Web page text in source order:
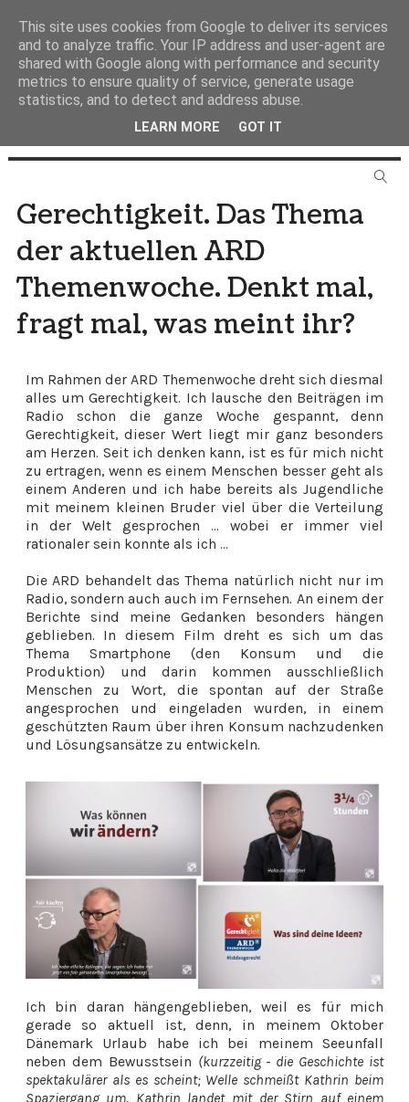
Gerechtigkeit. Das Thema
der aktuellen ARD
Themenwoche. Denkt mal,
fragt mal, was meint ihr?
Im Rahmen der ARD Themenwoche dreht sich diesmal
alles um Gerechtigkeit. Ich lausche den Beiträgen im
Radio schon die ganze Woche gespannt, denn
Gerechtigkeit, dieser Wert liegt mir ganz besonders
am Herzen. Seit ich denken kann, ist es für mich nicht
zu ertragen, wenn es einem Menschen besser geht als
einem Anderen und ich habe bereits als Jugendliche
mit meinem kleinen Bruder viel über die Verteilung
in der Welt gesprochen ... wobei er immer viel
rationaler sein konnte als ich ...
Die ARD behandelt das Thema natürlich nicht nur im
Radio, sondern auch auch im Fernsehen. An einem der
Berichte sind meine Gedanken besonders hängen
geblieben. In diesem Film dreht es sich um das
Thema Smartphone (den Konsum und die
Produktion) und darin kommen ausschließlich
Menschen zu Wort, die spontan auf der Straße
angesprochen und eingeladen wurden, in einem
geschützten Raum über ihren Konsum nachzudenken
und Lösungsansätze zu entwickeln.
Ich bin daran hängengeblieben, weil es für mich
gerade so aktuell ist, denn, in meinem Oktober
Dänemark Urlaub habe ich bei meinem Seeunfall
neben dem Bewusstsein (kurzzeitig - die Geschichte ist
spektakulärer als es scheint; Welle schmeißt Kathrin beim
Spaziergang um, Kathrin landet mit der Stirn auf einem
This site uses cookies from Google to deliver its services
and to analyze traffic. Your IP address and user-agent are
shared with Google along with performance and security
metrics to ensure quality of service, generate usage
statistics, and to detect and address abuse.
LEARN MORE GOT IT